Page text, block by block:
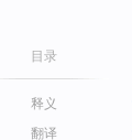
目录
释义
翻译